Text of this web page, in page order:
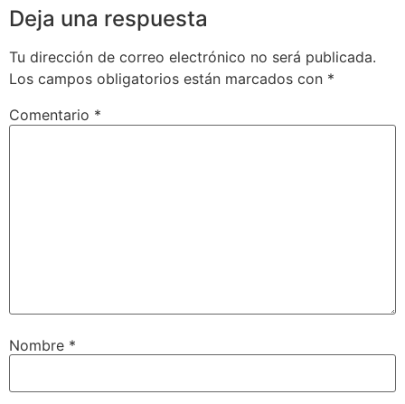
Deja una respuesta
Tu dirección de correo electrónico no será publicada.
Los campos obligatorios están marcados con *
Comentario *
Nombre *